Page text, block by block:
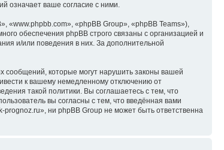
означает ваше согласие с ними.
«phpBB Group», «phpBB Teams»),
обеспечения phpBB строго связаны с организацией и
и/или поведения в них. За дополнительной
сообщений, которые могут нарушить законы вашей
к вашему немедленному отключению от
такой политики. Вы соглашаетесь с тем, что
вы согласны с тем, что введённая вами
ни phpBB Group не может быть ответственна